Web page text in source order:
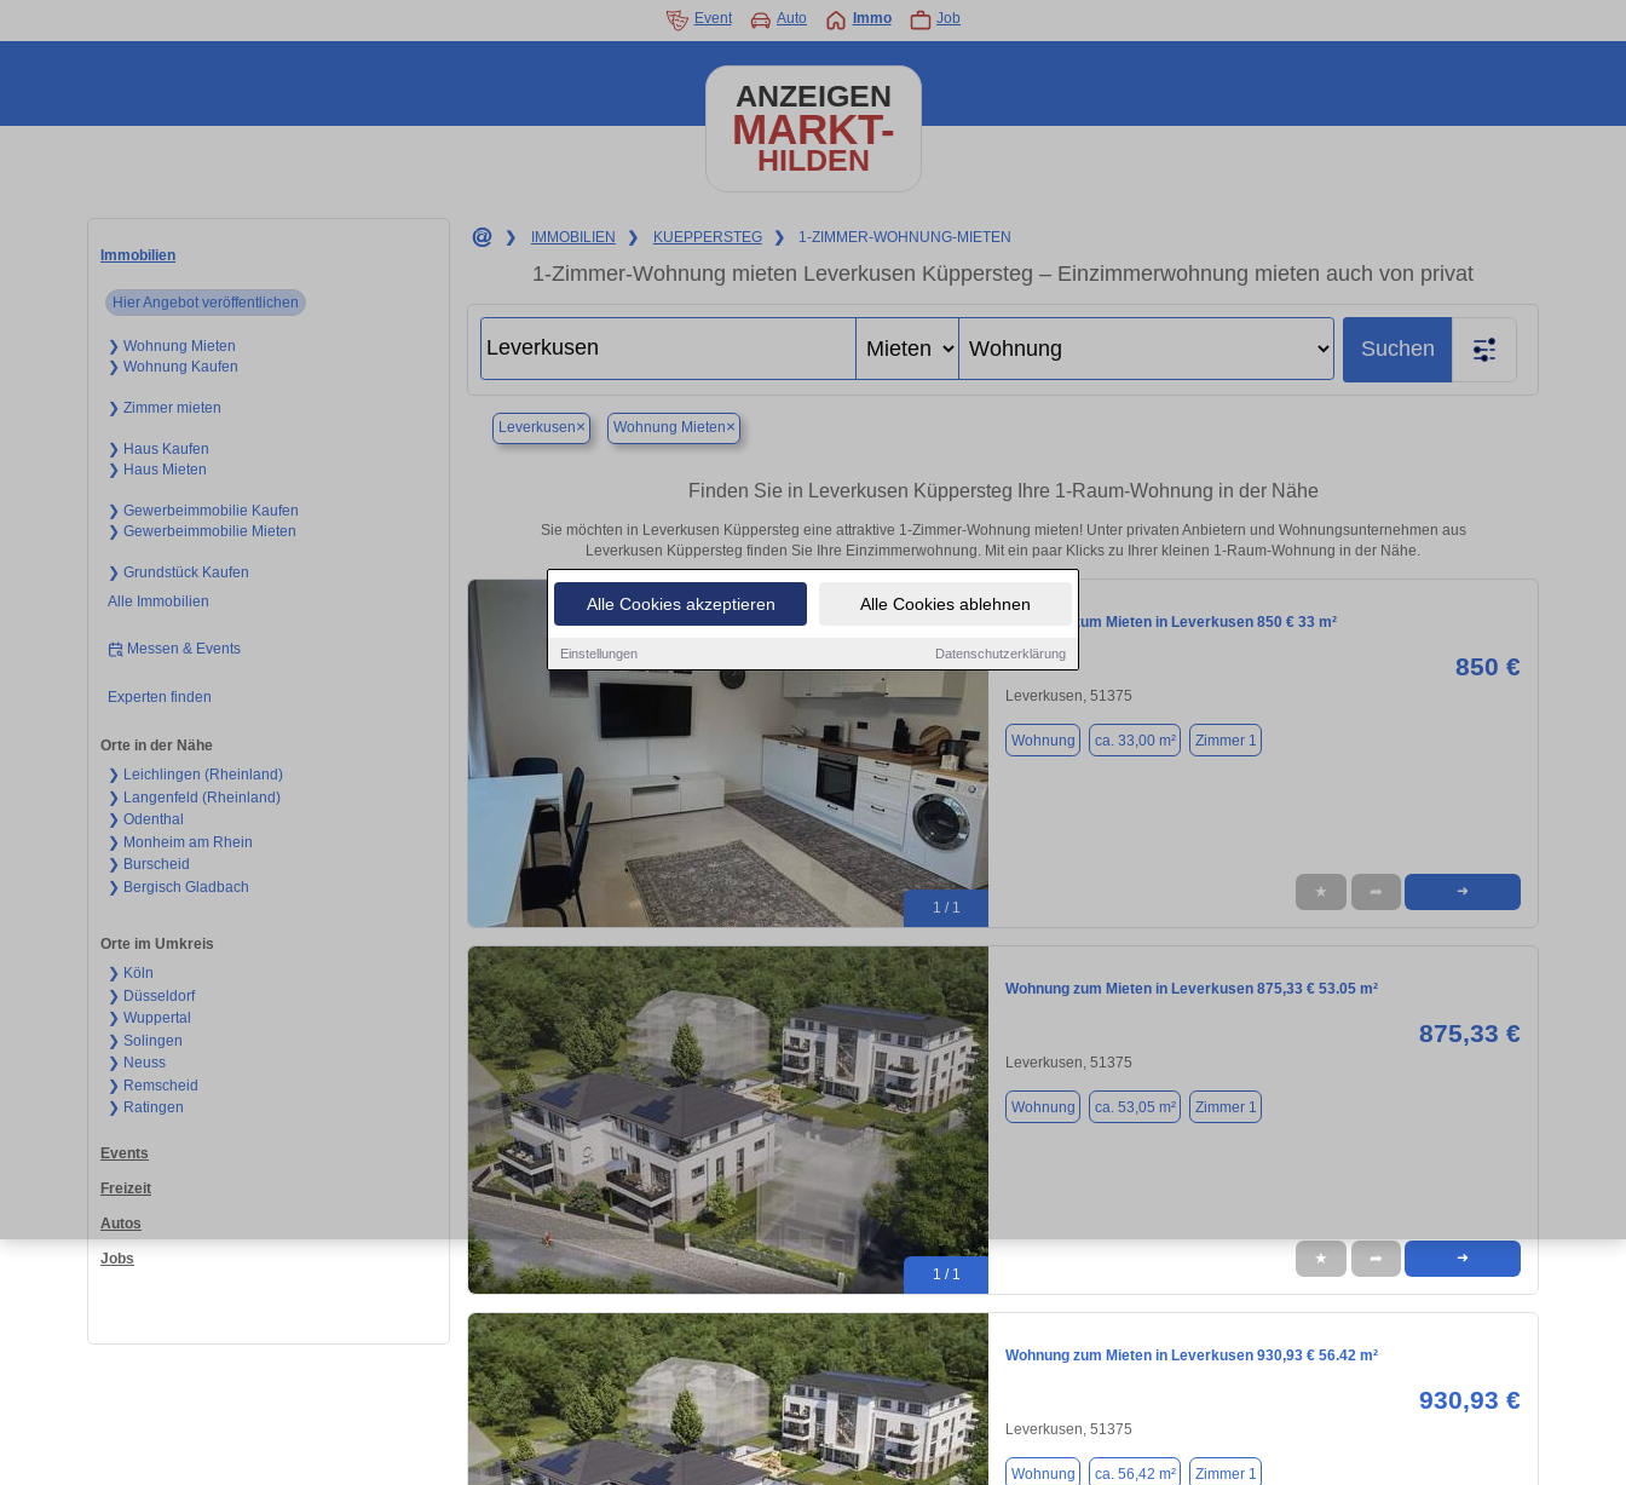
Alle Cookies akzeptieren Alle Cookies ablehnen
Einstellungen Datenschutzerklärung
Event Auto Immo Job
ANZEIGEN
MARKT-
HILDEN
Immobilien
Hier Angebot veröffentlichen
❯ Wohnung Mieten
❯ Wohnung Kaufen
❯ Zimmer mieten
❯ Haus Kaufen
❯ Haus Mieten
❯ Gewerbeimmobilie Kaufen
❯ Gewerbeimmobilie Mieten
❯ Grundstück Kaufen
Alle Immobilien
Messen & Events
Experten finden
Orte in der Nähe
❯ Leichlingen (Rheinland)
❯ Langenfeld (Rheinland)
❯ Odenthal
❯ Monheim am Rhein
❯ Burscheid
❯ Bergisch Gladbach
Orte im Umkreis
❯ Köln
❯ Düsseldorf
❯ Wuppertal
❯ Solingen
❯ Neuss
❯ Remscheid
❯ Ratingen
Events
Freizeit
Autos
Jobs
❯ IMMOBILIEN ❯ KUEPPERSTEG ❯ 1-ZIMMER-WOHNUNG-MIETEN
1-Zimmer-Wohnung mieten Leverkusen Küppersteg – Einzimmerwohnung mieten auch von privat
Suchen
Leverkusen× Wohnung Mieten×
Finden Sie in Leverkusen Küppersteg Ihre 1-Raum-Wohnung in der Nähe
Sie möchten in Leverkusen Küppersteg eine attraktive 1-Zimmer-Wohnung mieten! Unter privaten Anbietern und Wohnungsunternehmen aus
Leverkusen Küppersteg finden Sie Ihre Einzimmerwohnung. Mit ein paar Klicks zu Ihrer kleinen 1-Raum-Wohnung in der Nähe.
1 / 1
Wohnung zum Mieten in Leverkusen 850 € 33 m²
850 €
Leverkusen, 51375
Wohnung ca. 33,00 m² Zimmer 1
★ ➦ ➜
1 / 1
Wohnung zum Mieten in Leverkusen 875,33 € 53.05 m²
875,33 €
Leverkusen, 51375
Wohnung ca. 53,05 m² Zimmer 1
★ ➦ ➜
Wohnung zum Mieten in Leverkusen 930,93 € 56.42 m²
930,93 €
Leverkusen, 51375
Wohnung ca. 56,42 m² Zimmer 1